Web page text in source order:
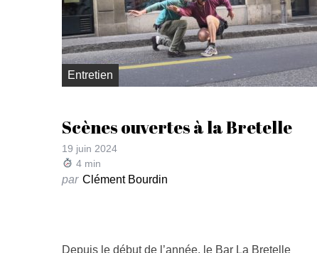
Entretien
Scènes ouvertes à la Bretelle
19 juin 2024
4 min
par Clément Bourdin
Depuis le début de l’année, le Bar La Bretelle